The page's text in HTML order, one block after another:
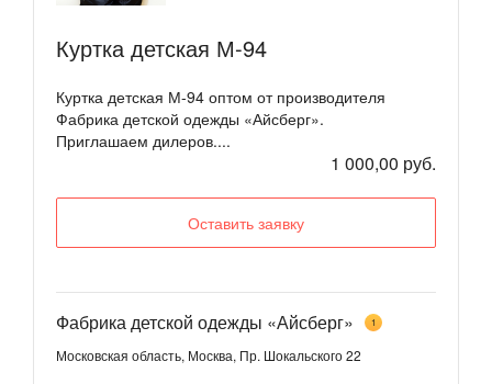
Куртка детская М-94
Куртка детская М-94 оптом от производителя
Фабрика детской одежды «Айсберг».
Приглашаем дилеров....
1 000,00 руб.
Оставить заявку
Фабрика детской одежды «Айсберг» 1
Московская область, Москва, Пр. Шокальского 22